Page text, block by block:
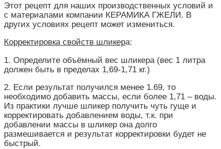
Этот рецепт для наших производственных условий и
с материалами компании КЕРАМИКА ГЖЕЛИ. В
других условиях рецепт может измениться.
Корректировка свойств шликера:
1. Определите объёмный вес шликера (вес 1 литра
должен быть в пределах 1,69-1,71 кг.)
2. Если результат получился менее 1.69, то
необходимо добавить массы, если более 1,71 – воды.
Из практики лучше шликер получить чуть гуще и
корректировать добавлением воды, т.к. при
добавлении массы в шликер она долго
размешивается и результат корректировки будет не
быстрый.